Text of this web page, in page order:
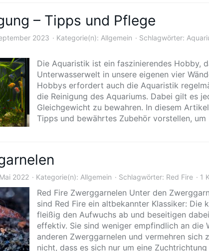
– Tipps und Pflege
2023 Kategorie(n): Allgemein Schlagwörter:
Die Aquaristik ist ein faszinierendes Hobby,
Unterwasserwelt in unsere eigenen vier
Hobbys erfordert auch die Aquaristik
die Reinigung des Aquariums. Dabei gilt es
Gleichgewicht zu bewahren. In diesem
Tipps und bewährtes Zubehör vorstellen,
2022 Kategorie(n): Allgemein Schlagwörter: Red Fire 1
Red Fire Zwerggarnelen Unter den
sind Red Fire ein altbekannter Klassiker: Die
fleißig den Aufwuchs ab und beseitigen
effektiv. Sie sind weniger empfindlich an die
anderen Zwerggarnelen und vermehren sich
nicht, dass es sich nur um eine